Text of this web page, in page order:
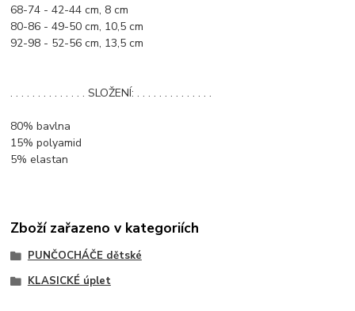
68-74 - 42-44 cm, 8 cm
80-86 - 49-50 cm, 10,5 cm
92-98 - 52-56 cm, 13,5 cm
. . . . . . . . . . . . . . SLOŽENÍ: . . . . . . . . . . . . . .
80% bavlna
15% polyamid
5% elastan
Zboží zařazeno v kategoriích
PUNČOCHÁČE dětské
KLASICKÉ úplet